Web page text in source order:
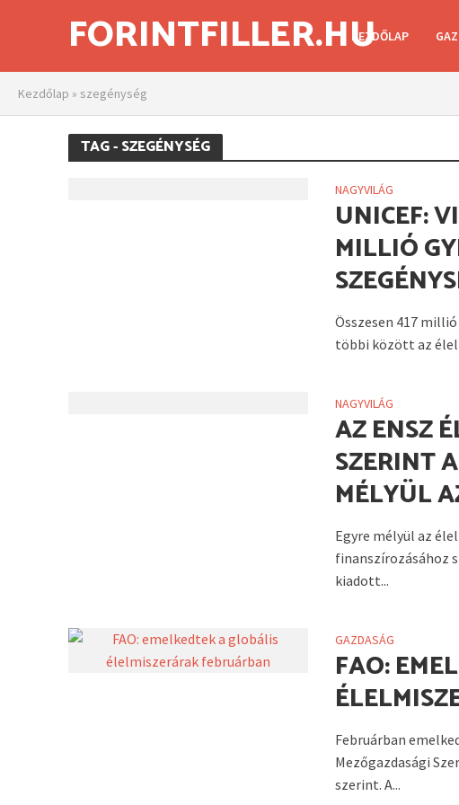
FORINTFILLER.HUKEZDŐLAP
Kezdőlap » szegénység
TAG - SZEGÉNYSÉG
NAGYVILÁG
UNICEF:
MILLIÓ
Összesen 417
többi között az
NAGYVILÁG
AZ ENSZ
SZERINT
MÉLYÜL
Egyre mélyül az
finanszírozásához
kiadott...
GAZDASÁG
FAO:
Februárban
Mezőgazdasági
szerint. A...